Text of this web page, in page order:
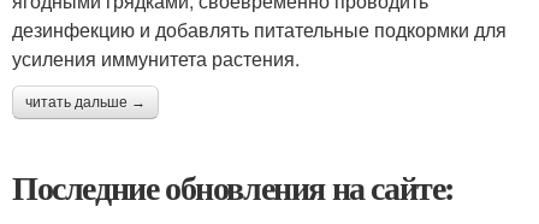
дезинфекцию и добавлять питательные подкормки для
усиления иммунитета растения.
читать дальше →
Последние обновления на сайте: